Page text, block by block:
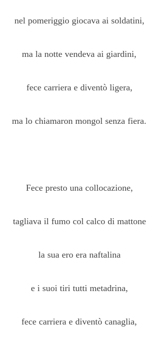
nel pomeriggio giocava ai soldatini,
ma la notte vendeva ai giardini,
fece carriera e diventò ligera,
ma lo chiamaron mongol senza fiera.
Fece presto una collocazione,
tagliava il fumo col calco di mattone
la sua ero era naftalina
e i suoi tiri tutti metadrina,
fece carriera e diventò canaglia,